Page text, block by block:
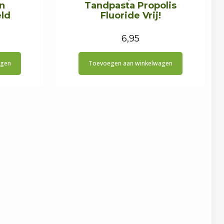
Tandpasta Propolis
Fluoride Vrij!
6,95
Toevoegen aan winkelwagen